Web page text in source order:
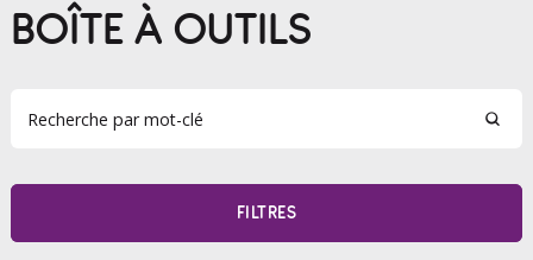
BOÎTE À OUTILS
FILTRES